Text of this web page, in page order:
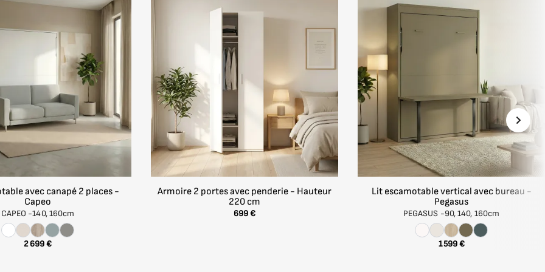
et configurez un lit pliable mural parfaitement adapté à
pièces à faible hauteur sous plafond, comme les mansardes ou
à l’ouverture, pour un usage pratique et sans
157 cm
208,4 cm
40 cm
159 cm
avec canapé 2 places -
Capeo
CAPEO -140, 160cm
2 699 €
Armoire 2 portes avec penderie - Hauteur
220 cm
699 €
Lit escamotable vertical avec bureau -
Pegasus
PEGASUS -90, 140, 160cm
1 599 €